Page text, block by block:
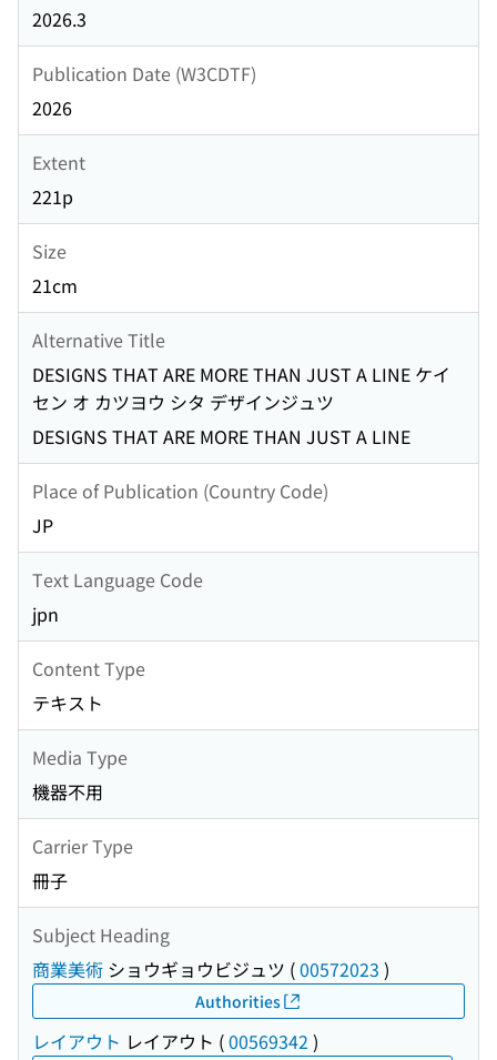
2026.3
Publication Date (W3CDTF)
2026
Extent
221p
Size
21cm
Alternative Title
DESIGNS THAT ARE MORE THAN JUST A LINE ケイ
セン オ カツヨウ シタ デザインジュツ
DESIGNS THAT ARE MORE THAN JUST A LINE
Place of Publication (Country Code)
JP
Text Language Code
jpn
Content Type
テキスト
Media Type
機器不用
Carrier Type
冊子
Subject Heading
商業美術 ショウギョウビジュツ (00572023 )
Authorities
レイアウト レイアウト (00569342 )